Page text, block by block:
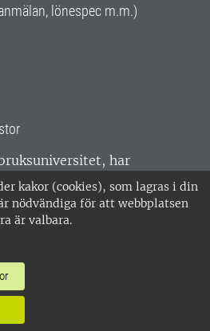
kakor (cookies), som lagras i din
nödvändiga för att webbplatsen
är valbara.
lönespec m.m.)
har
Sverige. Huvudorter är
Umeå.SLU är
ISO 14001. •
nr: 202100-2817 •
av